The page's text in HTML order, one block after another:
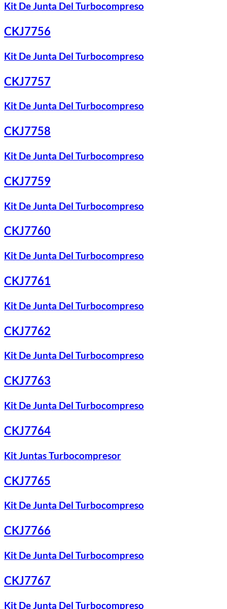
Kit De Junta Del Turbocompreso
CKJ7756
Kit De Junta Del Turbocompreso
CKJ7757
Kit De Junta Del Turbocompreso
CKJ7758
Kit De Junta Del Turbocompreso
CKJ7759
Kit De Junta Del Turbocompreso
CKJ7760
Kit De Junta Del Turbocompreso
CKJ7761
Kit De Junta Del Turbocompreso
CKJ7762
Kit De Junta Del Turbocompreso
CKJ7763
Kit De Junta Del Turbocompreso
CKJ7764
Kit Juntas Turbocompresor
CKJ7765
Kit De Junta Del Turbocompreso
CKJ7766
Kit De Junta Del Turbocompreso
CKJ7767
Kit De Junta Del Turbocompreso